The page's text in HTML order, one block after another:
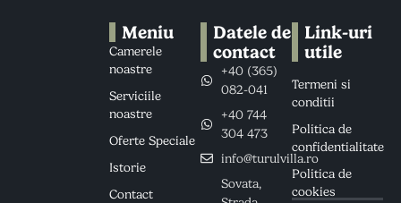
Meniu
Camerele
noastre
Serviciile
noastre
Oferte Speciale
Istorie
Contact
Datele de
contact
+40 (365)
082-041
+40 744
304 473
info@turulvilla.ro
Sovata,
Link-uri
utile
Termeni si
conditii
Politica de
confidentialitate
Politica de
cookies